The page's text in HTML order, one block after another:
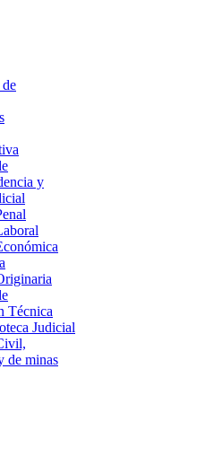
y
Técnica
Judicial
de minas